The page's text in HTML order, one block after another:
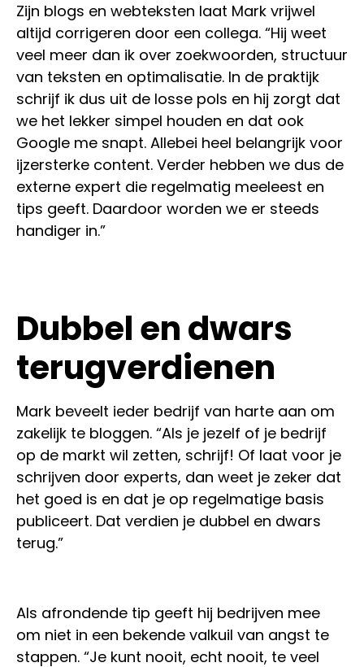
Zijn blogs en webteksten laat Mark vrijwel
altijd corrigeren door een collega. “Hij weet
veel meer dan ik over zoekwoorden, structuur
van teksten en optimalisatie. In de praktijk
schrijf ik dus uit de losse pols en hij zorgt dat
we het lekker simpel houden en dat ook
Google me snapt. Allebei heel belangrijk voor
ijzersterke content. Verder hebben we dus de
externe expert die regelmatig meeleest en
tips geeft. Daardoor worden we er steeds
handiger in.”
Dubbel en dwars
terugverdienen
Mark beveelt ieder bedrijf van harte aan om
zakelijk te bloggen. “Als je jezelf of je bedrijf
op de markt wil zetten, schrijf! Of laat voor je
schrijven door experts, dan weet je zeker dat
het goed is en dat je op regelmatige basis
publiceert. Dat verdien je dubbel en dwars
terug.”
Als afrondende tip geeft hij bedrijven mee
om niet in een bekende valkuil van angst te
stappen. “Je kunt nooit, echt nooit, te veel